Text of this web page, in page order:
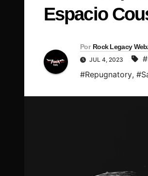
Espacio
Por Rock Legacy
JUL 4, 2023
#Repugnatory,